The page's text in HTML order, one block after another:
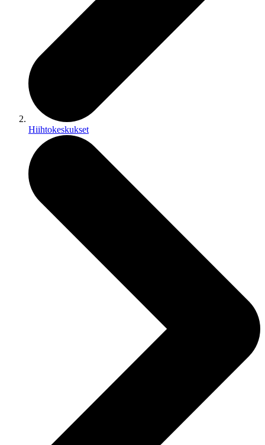
Hiihtokeskukset